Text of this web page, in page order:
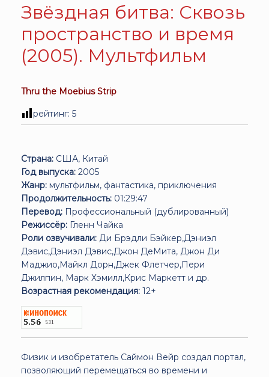
Звёздная битва: Сквозь
пространство и время
(2005). Мультфильм
Thru the Moebius Strip
рейтинг: 5
Страна: США, Китай
Год выпуска: 2005
Жанр: мультфильм, фантастика, приключения
Продолжительность: 01:29:47
Перевод: Профессиональный (дублированный)
Режиссёр: Гленн Чайка
Роли озвучивали: Ди Брэдли Бэйкер,Дэниэл
Дэвис,Дэниэл Дэвис,Джон ДеМита, Джон Ди
Маджио,Майкл Дорн,Джек Флетчер,Пери
Джилпин, Марк Хэмилл,Крис Маркетт и др.
Возрастная рекомендация: 12+
Физик и изобретатель Саймон Вейр создал портал,
позволяющий перемещаться во времени и